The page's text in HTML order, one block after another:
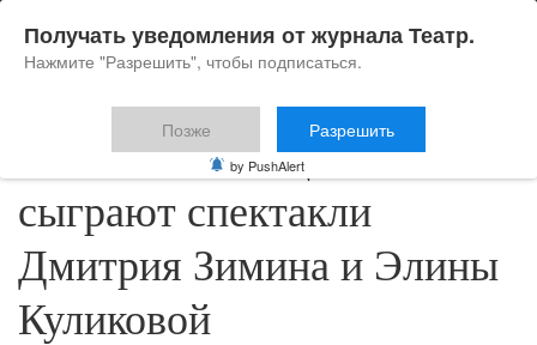
На «Живых лицах»
сыграют спектакли
Дмитрия Зимина и Элины
Куликовой
Получать уведомления от журнала Театр.
Нажмите "Разрешить", чтобы подписаться.
Позже Разрешить
by PushAlert